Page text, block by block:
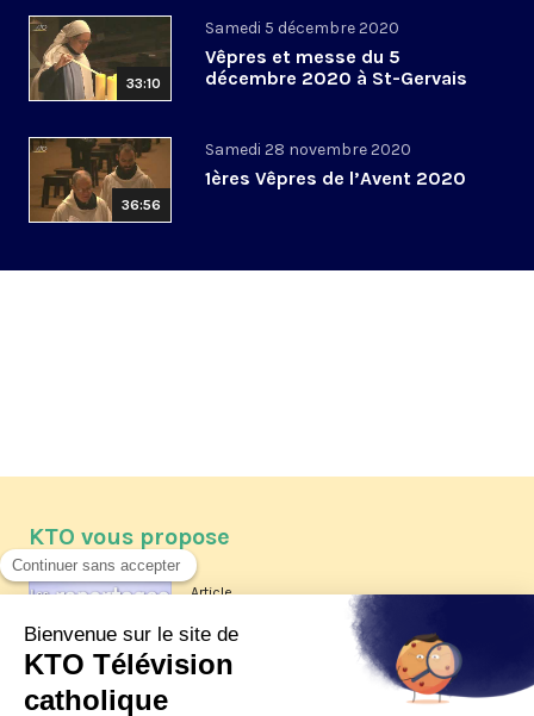
33:10
Samedi 5 décembre 2020
Vêpres et messe du 5
décembre 2020 à St-Gervais
36:56
Samedi 28 novembre 2020
1ères Vêpres de l’Avent 2020
KTO vous propose
Article
Les reportages d'été 2026 de KTO